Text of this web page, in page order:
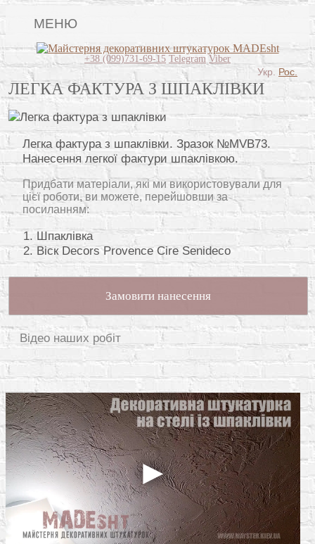
МЕНЮ
Lincrusta
Види штукатурок
Поклейка шпалер
Картини
Декоративні панно
Відео
Питання-відповідь
Про нас
Контакти
+38 (099)731-69-15 Telegram Viber
ЛЕГКА ФАКТУРА З ШПАКЛІВКИ
Легка фактура з шпаклівки. Зразок №MVB73.
Нанесення легкої фактури шпаклівкою.
Придбати матеріали, які ми використовували для
цієї роботи, ви можете, перейшовши за
посиланням:
Шпаклівка
Віск Decors Provence Cire Senideco
Замовити нанесення
Відео наших робіт
Укр. Рос.